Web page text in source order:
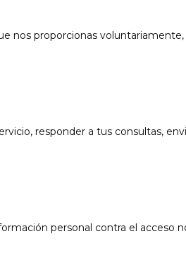
nos proporcionas
responder a tus consultas,
personal contra el acceso